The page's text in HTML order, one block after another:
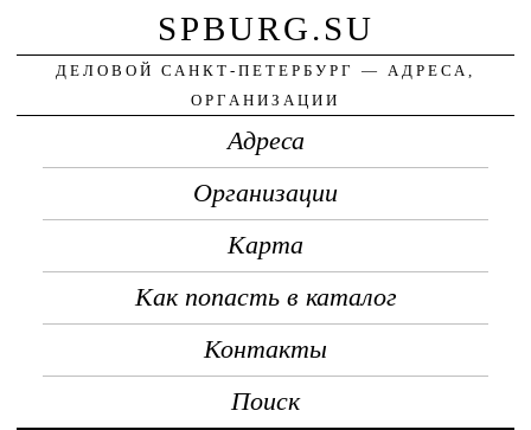
SPBURG.SU
ДЕЛОВОЙ САНКТ-ПЕТЕРБУРГ — АДРЕСА,
ОРГАНИЗАЦИИ
Адреса
Организации
Карта
Как попасть в каталог
Контакты
Поиск